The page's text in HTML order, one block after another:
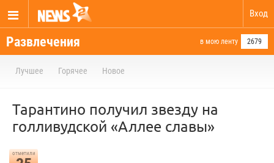
Вход
Развлечения в мою ленту 2679
Лучшее Горячее Новое
Тарантино получил звезду на
голливудской «Аллее славы»
отметили